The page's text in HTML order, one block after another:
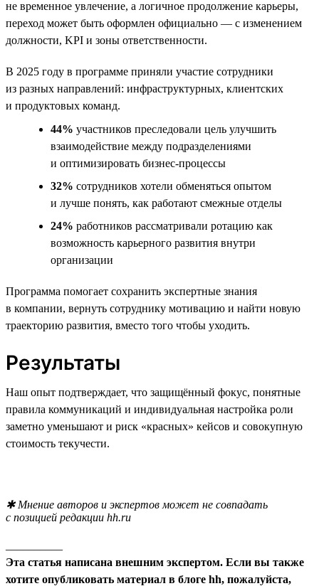
не временное увлечение, а логичное продолжение карьеры,
переход может быть оформлен официально — с изменением
должности, KPI и зоны ответственности.
В 2025 году в программе приняли участие сотрудники
из разных направлений: инфраструктурных, клиентских
и продуктовых команд.
44% участников преследовали цель улучшить
взаимодействие между подразделениями
и оптимизировать бизнес-процессы
32% сотрудников хотели обменяться опытом
и лучше понять, как работают смежные отделы
24% работников рассматривали ротацию как
возможность карьерного развития внутри
организации
Программа помогает сохранить экспертные знания
в компании, вернуть сотруднику мотивацию и найти новую
траекторию развития, вместо того чтобы уходить.
Результаты
Наш опыт подтверждает, что защищённый фокус, понятные
правила коммуникаций и индивидуальная настройка роли
заметно уменьшают и риск «красных» кейсов и совокупную
стоимость текучести.
✱ Мнение авторов и экспертов может не совпадать
с позицией редакции hh.ru
Эта статья написана внешним экспертом. Если вы также
хотите опубликовать материал в блоге hh, пожалуйста,